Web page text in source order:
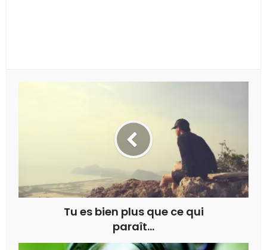
Tu es bien plus que ce qui
paraît…